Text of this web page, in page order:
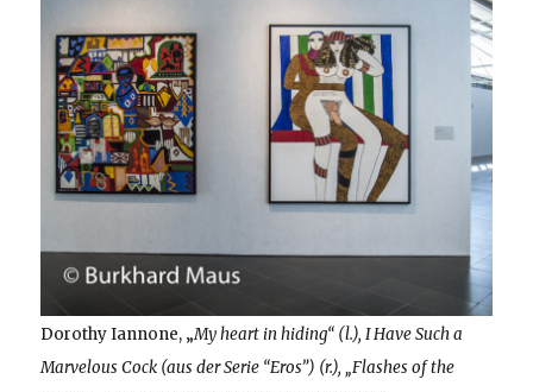
Dorothy Iannone, „My heart in hiding“ (l.), I Have Such a
Marvelous Cock (aus der Serie “Eros”) (r.), „Flashes of the